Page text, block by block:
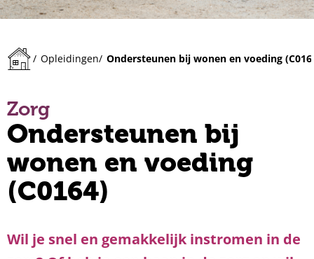
Organisatie
/ Opleidingen/ Ondersteunen bij wonen en voeding
Zorg
Ondersteunen bij
wonen en voeding
(C0164)
Wil je snel en gemakkelijk instromen in de